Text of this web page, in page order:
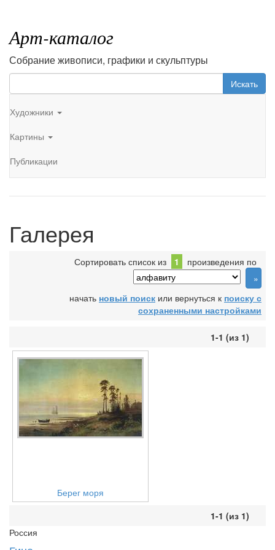
Арт-каталог
Собрание живописи, графики и скульптуры
Искать
Художники
Картины
Публикации
Галерея
Сортировать список из 1 произведения по
начать новый поиск или вернуться к поиску с
сохраненными настройками
1-1 (из 1)
Берег моря
1-1 (из 1)
Россия